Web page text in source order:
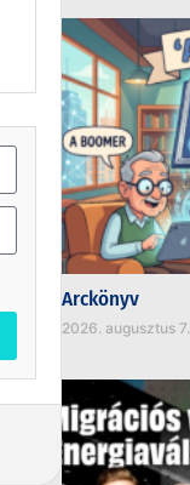
Arckönyv
2026. augusztus 7.